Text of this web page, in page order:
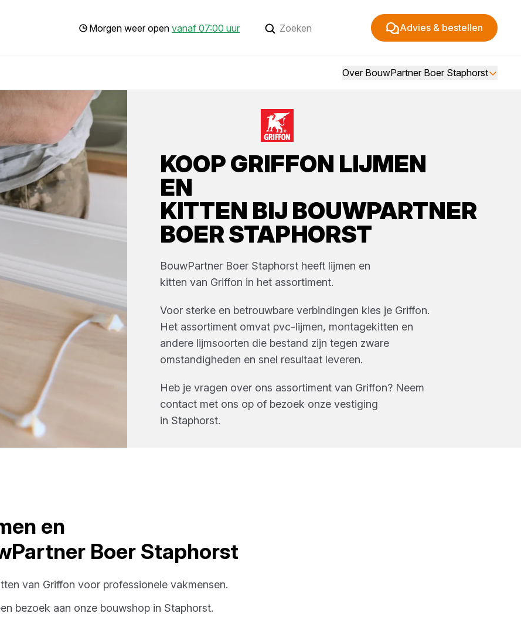
Morgen weer open vanaf 07:00 uur Advies & bestellen
Over BouwPartner Boer Staphorst
KOOPGRIFFON LIJMEN
EN
KITTEN BIJ BOUWPARTNER
BOER STAPHORST
BouwPartner Boer Staphorst heeft lijmen en
kitten van Griffon in het assortiment.
Voor sterke en betrouwbare verbindingen kies je Griffon.
Het assortiment omvat pvc-lijmen, montagekitten en
andere lijmsoorten die bestand zijn tegen zware
omstandigheden en snel resultaat leveren.
Heb je vragen over ons assortiment van Griffon? Neem
contact met ons op of bezoek onze vestiging
in Staphorst.
en
Boer Staphorst
van Griffon voor professionele vakmensen.
bezoek aan onze bouwshop in Staphorst.